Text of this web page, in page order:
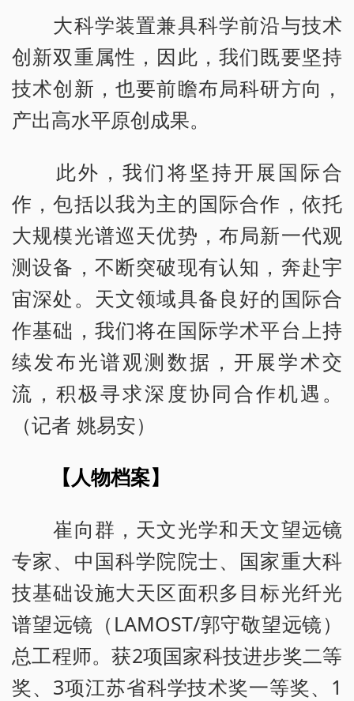
大科学装置兼具科学前沿与技术
创新双重属性，因此，我们既要坚持
技术创新，也要前瞻布局科研方向，
产出高水平原创成果。
此外，我们将坚持开展国际合
作，包括以我为主的国际合作，依托
大规模光谱巡天优势，布局新一代观
测设备，不断突破现有认知，奔赴宇
宙深处。天文领域具备良好的国际合
作基础，我们将在国际学术平台上持
续发布光谱观测数据，开展学术交
流，积极寻求深度协同合作机遇。
（记者 姚易安）
【人物档案】
崔向群，天文光学和天文望远镜
专家、中国科学院院士、国家重大科
技基础设施大天区面积多目标光纤光
谱望远镜（LAMOST/郭守敬望远镜）
总工程师。获2项国家科技进步奖二等
奖、3项江苏省科学技术奖一等奖、1